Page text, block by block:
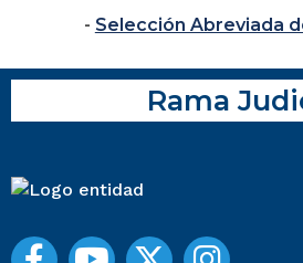
- Selección Abreviada
Rama